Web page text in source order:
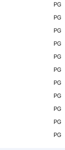
PG
PG
PG
PG
PG
PG
PG
PG
PG
PG
PG